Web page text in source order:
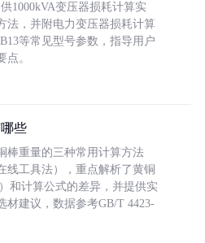
供1000kVA变压器损耗计算实
法，并附电力变压器损耗计算
等常见型号参数，指导用户
。
些
棒重量的三种常用计算方法
线工具法），重点解析了黄铜
和计算公式的差异，并提供实
材建议，数据参考GB/T 4423-